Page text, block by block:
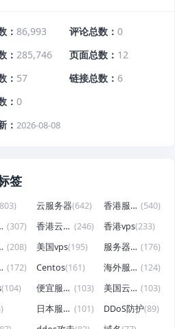
86,993 评论总数
0
285,746 页面总数
12
57 链接总数
6
0
2026-08-08
签
云服务器(642) 香港服务器 (540)
器 (307) 香港云服务器 (246) 香港vps(233)
器 (208) 美国vps(195) 服务器租用 (176)
器 (172) Centos(161) 海外服务器 (124)
(104) 便宜服务器 (103) 美国云服务器 (103)
日本服务器 (101) DDoS防护(89)